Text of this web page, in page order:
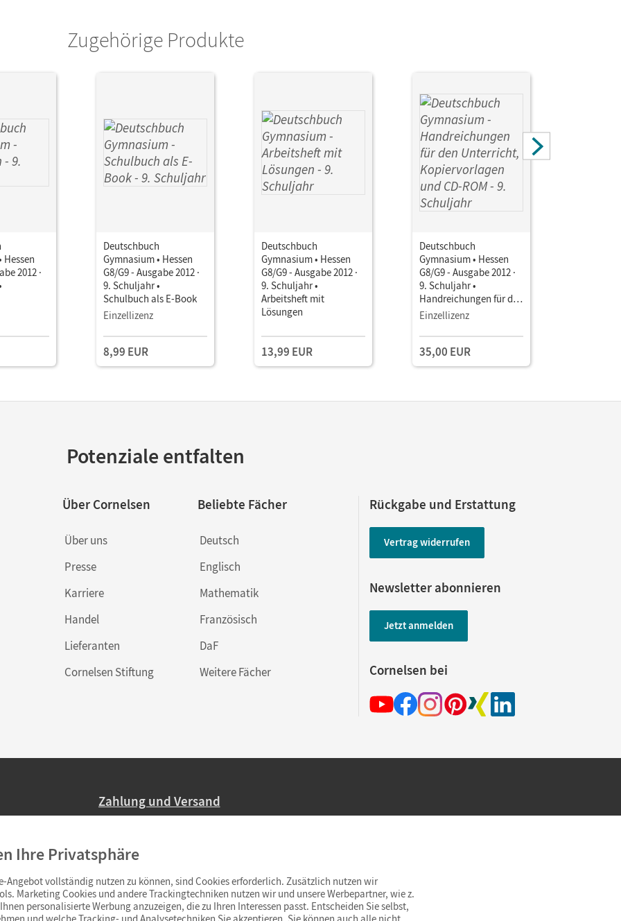
Zugehörige Produkte
Hessen
2012 ·
Deutschbuch
Gymnasium • Hessen
G8/G9 - Ausgabe 2012 ·
9. Schuljahr •
Schulbuch als E-Book
Einzellizenz
8,99 EUR
Deutschbuch
Gymnasium • Hessen
G8/G9 - Ausgabe 2012 ·
9. Schuljahr •
Arbeitsheft mit
Lösungen
13,99 EUR
Deutschbuch
Gymnasium • Hessen
G8/G9 - Ausgabe 2012 ·
9. Schuljahr •
Handreichungen für den
Unterricht,
ROM
Einzellizenz
35,00 EUR
Potenziale entfalten
Über Cornelsen
Über uns
Presse
Karriere
Handel
Lieferanten
Cornelsen Stiftung
Beliebte Fächer
Deutsch
Englisch
Mathematik
Französisch
DaF
Weitere Fächer
Rückgabe und Erstattung
Vertrag widerrufen
Newsletter abonnieren
Jetzt anmelden
Cornelsen bei
Zahlung und Versand
Ab 59,– EUR Bestellwert liefern wir versandkostenfrei innerhalb Deutschlands
(Lieferung in 3–6 Tagen).
Ihre Privatsphäre
Angebot vollständig nutzen zu können, sind Cookies erforderlich. Zusätzlich nutzen wir
Marketing Cookies und andere Trackingtechniken nutzen wir und unsere Werbepartner, wie z.
personalisierte Werbung anzuzeigen, die zu Ihren Interessen passt. Entscheiden Sie selbst,